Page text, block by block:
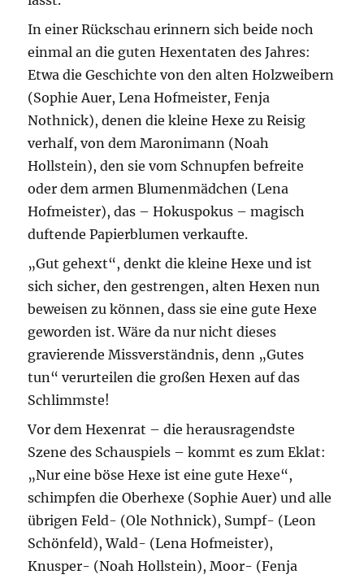
In einer Rückschau erinnern sich beide noch
einmal an die guten Hexentaten des Jahres:
Etwa die Geschichte von den alten Holzweibern
(Sophie Auer, Lena Hofmeister, Fenja
Nothnick), denen die kleine Hexe zu Reisig
verhalf, von dem Maronimann (Noah
Hollstein), den sie vom Schnupfen befreite
oder dem armen Blumenmädchen (Lena
Hofmeister), das – Hokuspokus – magisch
duftende Papierblumen verkaufte.
„Gut gehext“, denkt die kleine Hexe und ist
sich sicher, den gestrengen, alten Hexen nun
beweisen zu können, dass sie eine gute Hexe
geworden ist. Wäre da nur nicht dieses
gravierende Missverständnis, denn „Gutes
tun“ verurteilen die großen Hexen auf das
Schlimmste!
Vor dem Hexenrat – die herausragendste
Szene des Schauspiels – kommt es zum Eklat:
„Nur eine böse Hexe ist eine gute Hexe“,
schimpfen die Oberhexe (Sophie Auer) und alle
übrigen Feld- (Ole Nothnick), Sumpf- (Leon
Schönfeld), Wald- (Lena Hofmeister),
Knusper- (Noah Hollstein), Moor- (Fenja